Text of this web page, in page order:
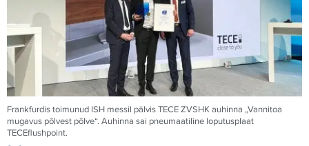
Frankfurdis toimunud ISH messil pälvisTECEZVSHK auhinna „Vannitoa
mugavus põlvest põlve“. Auhinna sai pneumaatiline loputusplaat
TECEflushpoint.